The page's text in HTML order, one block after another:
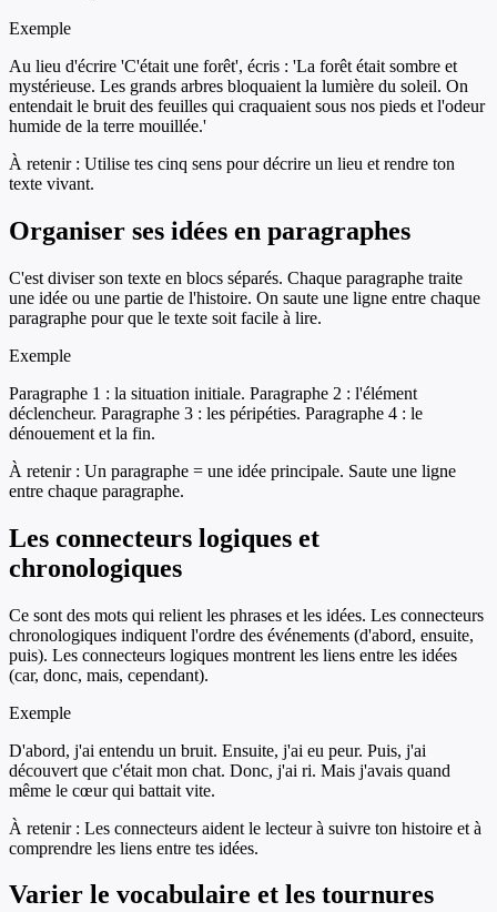
Exemple
Au lieu d'écrire 'C'était une forêt', écris : 'La forêt était sombre et
mystérieuse. Les grands arbres bloquaient la lumière du soleil. On
entendait le bruit des feuilles qui craquaient sous nos pieds et l'odeur
humide de la terre mouillée.'
À retenir : Utilise tes cinq sens pour décrire un lieu et rendre ton
texte vivant.
Organiser ses idées en paragraphes
C'est diviser son texte en blocs séparés. Chaque paragraphe traite
une idée ou une partie de l'histoire. On saute une ligne entre chaque
paragraphe pour que le texte soit facile à lire.
Exemple
Paragraphe 1 : la situation initiale. Paragraphe 2 : l'élément
déclencheur. Paragraphe 3 : les péripéties. Paragraphe 4 : le
dénouement et la fin.
À retenir : Un paragraphe = une idée principale. Saute une ligne
entre chaque paragraphe.
Les connecteurs logiques et
chronologiques
Ce sont des mots qui relient les phrases et les idées. Les connecteurs
chronologiques indiquent l'ordre des événements (d'abord, ensuite,
puis). Les connecteurs logiques montrent les liens entre les idées
(car, donc, mais, cependant).
Exemple
D'abord, j'ai entendu un bruit. Ensuite, j'ai eu peur. Puis, j'ai
découvert que c'était mon chat. Donc, j'ai ri. Mais j'avais quand
même le cœur qui battait vite.
À retenir : Les connecteurs aident le lecteur à suivre ton histoire et à
comprendre les liens entre tes idées.
Varier le vocabulaire et les tournures